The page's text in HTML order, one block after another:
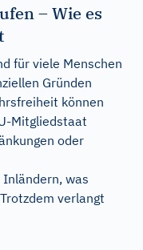
– Wie es
für viele Menschen
Gründen
können
Mitgliedstaat
oder
was
verlangt